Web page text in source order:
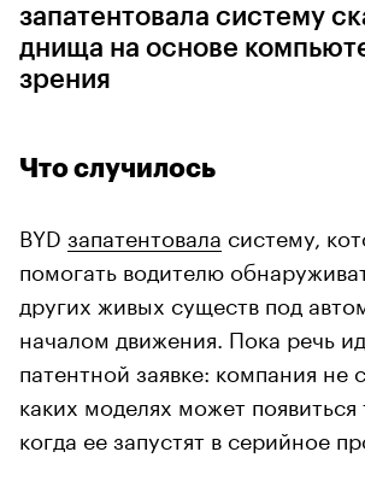
запатентовала систему
днища на основе
зрения
Что случилось
BYD запатентовала систему,
помогать водителю
других живых существ под
началом движения. Пока речь
патентной заявке: компания не
каких моделях может появиться
когда ее запустят в серийное